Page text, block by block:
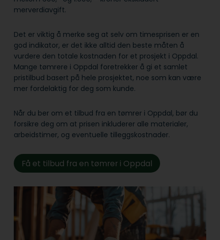
merverdiavgift.
Det er viktig å merke seg at selv om timesprisen er en
god indikator, er det ikke alltid den beste måten å
vurdere den totale kostnaden for et prosjekt i Oppdal.
Mange tømrere i Oppdal foretrekker å gi et samlet
pristilbud basert på hele prosjektet, noe som kan være
mer fordelaktig for deg som kunde.
Når du ber om et tilbud fra en tømrer i Oppdal, bør du
forsikre deg om at prisen inkluderer alle materialer,
arbeidstimer, og eventuelle tilleggskostnader.
Få et tilbud fra en tømrer i Oppdal